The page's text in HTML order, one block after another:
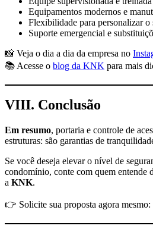
Equipamentos modernos e
Flexibilidade para personalizar o
Suporte emergencial e
📸 Veja o dia a dia da empresa no
📚 Acesse o blog da KNK para mais
VIII. Conclusão
Em resumo, portaria e controle de
estruturas: são garantias de
Se você deseja elevar o nível de
condomínio, conte com quem entende
a KNK.
👉 Solicite sua proposta agora mesmo: